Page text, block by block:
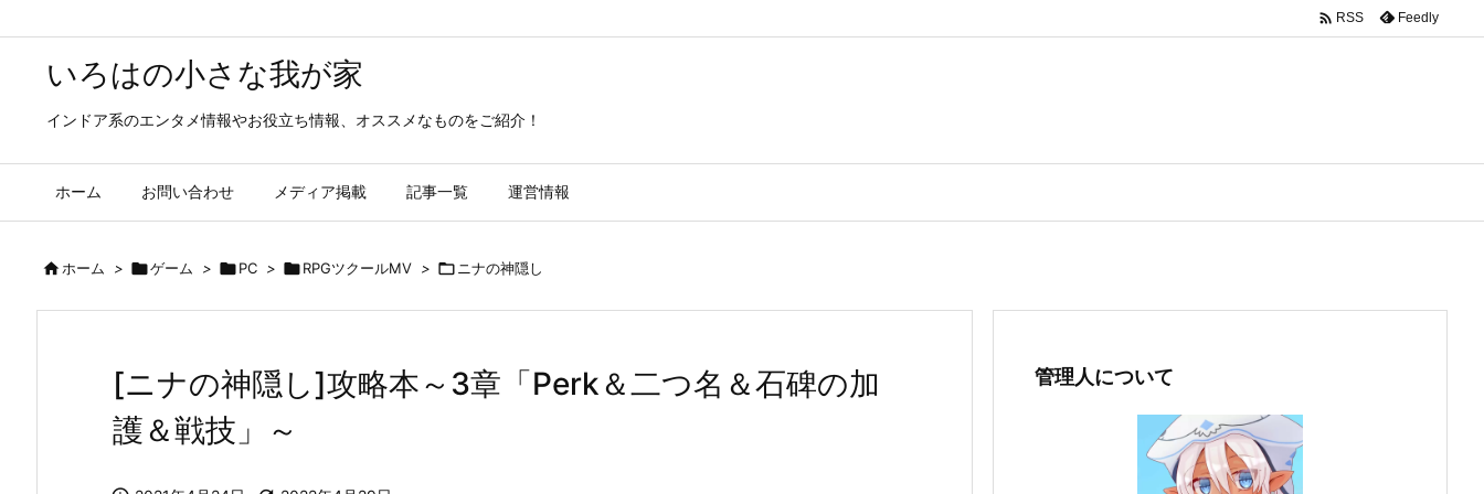
いろはの小さな我が家
インドア系のエンタメ情報やお役立ち情報、オススメなものをご紹介！
ホーム お問い合わせ メディア掲載 記事一覧 運営情報
 RSS Feedly
ホーム > ゲーム > PC > RPGツクールMV >  ニナの神隠し
[ニナの神隠し]攻略本～3章「Perk＆二つ名＆石碑の加
護＆戦技」～
管理人について